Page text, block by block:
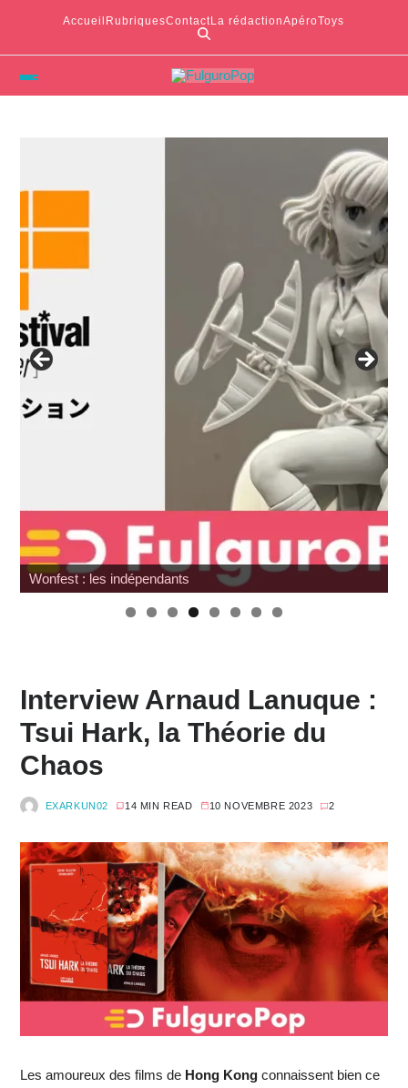
Accueil RubriquesContactLa rédactionApéroToys
Wonfest : les indépendants
Interview Arnaud Lanuque :
Tsui Hark, la Théorie du
Chaos
EXARKUN02 14 MIN READ 10 NOVEMBRE 2023 2
Les amoureux des films de Hong Kongconnaissent bien ce